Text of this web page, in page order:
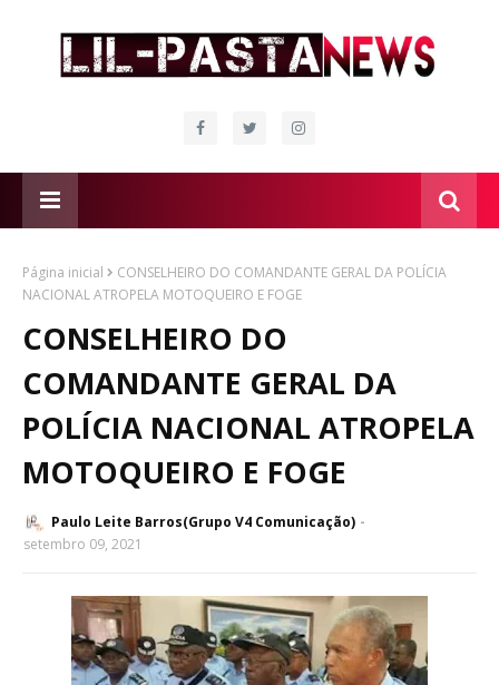
Página inicial
CONSELHEIRO DO COMANDANTE GERAL DA POLÍCIA
NACIONAL ATROPELA MOTOQUEIRO E FOGE
CONSELHEIRO DO
COMANDANTE GERAL DA
POLÍCIA NACIONAL ATROPELA
MOTOQUEIRO E FOGE
Paulo Leite Barros(Grupo V4 Comunicação)
setembro 09, 2021